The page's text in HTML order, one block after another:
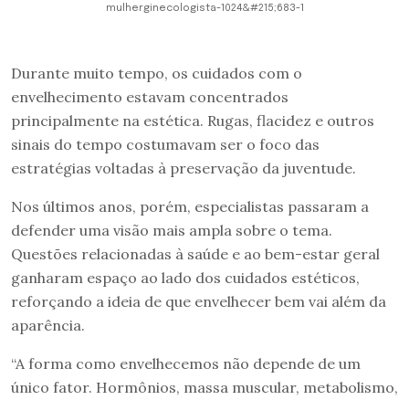
mulherginecologista-1024&#215;683-1
Durante muito tempo, os cuidados com o
envelhecimento estavam concentrados
principalmente na estética. Rugas, flacidez e outros
sinais do tempo costumavam ser o foco das
estratégias voltadas à preservação da juventude.
Nos últimos anos, porém, especialistas passaram a
defender uma visão mais ampla sobre o tema.
Questões relacionadas à saúde e ao bem-estar geral
ganharam espaço ao lado dos cuidados estéticos,
reforçando a ideia de que envelhecer bem vai além da
aparência.
“A forma como envelhecemos não depende de um
único fator. Hormônios, massa muscular, metabolismo,